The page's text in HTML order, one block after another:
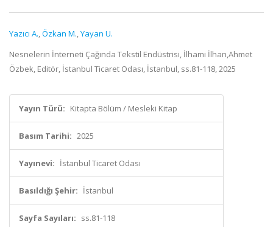
Yazıcı A.,Özkan M.,Yayan U.
Nesnelerin İnterneti Çağında Tekstil Endüstrisi, İlhami İlhan,Ahmet
Özbek, Editör, İstanbul Ticaret Odası, İstanbul, ss.81-118, 2025
Yayın Türü: Kitapta Bölüm / Mesleki Kitap
Basım Tarihi: 2025
Yayınevi: İstanbul Ticaret Odası
Basıldığı Şehir: İstanbul
Sayfa Sayıları: ss.81-118